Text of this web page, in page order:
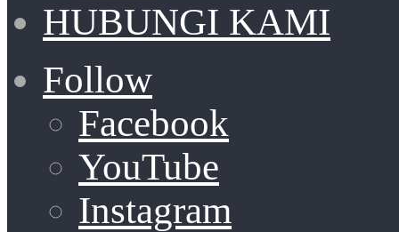
HUBUNGI KAMI
Follow
Facebook
YouTube
Instagram